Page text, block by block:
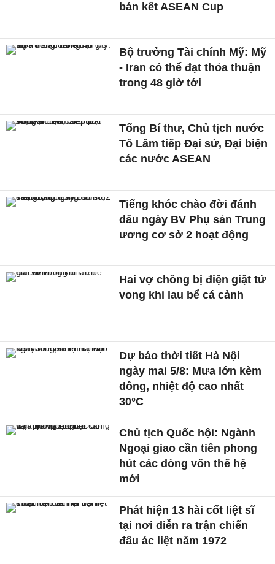
bán kết ASEAN Cup
Bộ trưởng Tài chính Mỹ: Mỹ
- Iran có thể đạt thỏa thuận
trong 48 giờ tới
Tổng Bí thư, Chủ tịch nước
Tô Lâm tiếp Đại sứ, Đại biện
các nước ASEAN
Tiếng khóc chào đời đánh
dấu ngày BV Phụ sản Trung
ương cơ sở 2 hoạt động
Hai vợ chồng bị điện giật tử
vong khi lau bể cá cảnh
Dự báo thời tiết Hà Nội
ngày mai 5/8: Mưa lớn kèm
dông, nhiệt độ cao nhất
30°C
Chủ tịch Quốc hội: Ngành
Ngoại giao cần tiên phong
hút các dòng vốn thế hệ
mới
Phát hiện 13 hài cốt liệt sĩ
tại nơi diễn ra trận chiến
đấu ác liệt năm 1972